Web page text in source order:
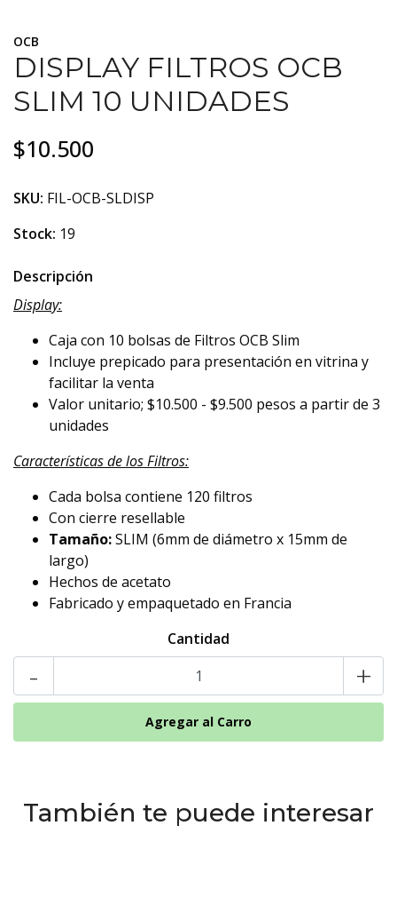
OCB
DISPLAY FILTROS OCB
SLIM 10 UNIDADES
$10.500
SKU: FIL-OCB-SLDISP
Stock: 19
Descripción
Display:
Caja con 10 bolsas de Filtros OCB Slim
Incluye prepicado para presentación en vitrina y
facilitar la venta
Valor unitario; $10.500 - $9.500 pesos a partir de 3
unidades
Características de los Filtros:
Cada bolsa contiene 120 filtros
Con cierre resellable
Tamaño:SLIM (6mm de diámetro x 15mm de
largo)
Hechos de acetato
Fabricado y empaquetado en Francia
Cantidad
- +
También te puede interesar